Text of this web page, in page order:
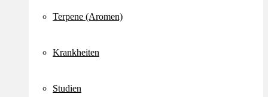
Terpene (Aromen)
Krankheiten
Studien